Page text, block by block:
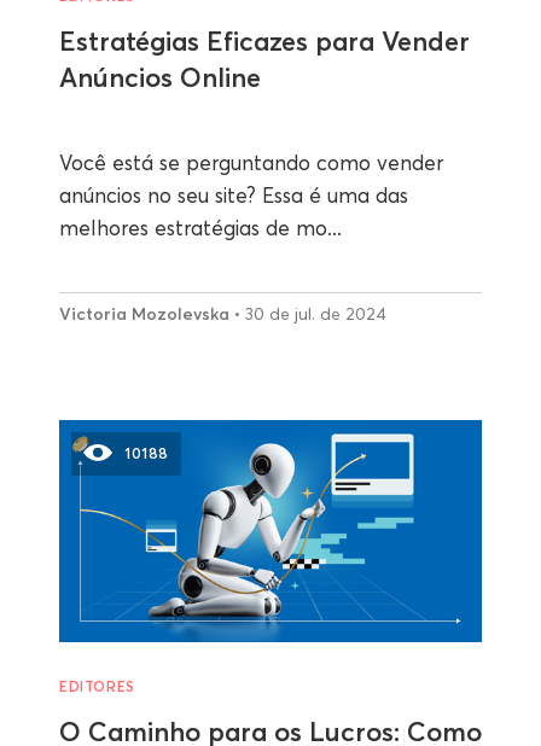
Estratégias Eficazes para Vender
Anúncios Online
Você está se perguntando como vender
anúncios no seu site? Essa é uma das
melhores estratégias de mo...
Victoria Mozolevska • 30 de jul. de 2024
10188
EDITORES
O Caminho para os Lucros: Como